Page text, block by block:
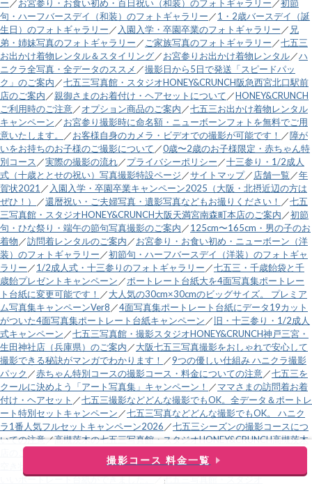
撮影コース 料金一覧
ー ／お宮参り・お食い初め・百日祝い（和装）のフォトギャラリー ／初節
句・ハーフバースデイ（和装）のフォトギャラリー ／1・2歳バースデイ（誕
生日）のフォトギャラリー ／ 入園入学・卒園卒業のフォトギャラリー ／ 兄
弟・姉妹写真のフォトギャラリー ／ ご家族写真のフォトギャラリー ／七五三
お出かけ着物レンタル＆スタイリング／お宮参りお出かけ着物レンタル／ハ
ニクラ全写真・全データのススメ ／撮影日から5日で発送「スピードパッ
ク」のご案内 ／七五三写真館・スタジオHONEY&CRUNCH阪急西宮北口駅前
店のご案内 ／親御さまのお着付け・ヘアセットについて ／HONEY&CRUNCH
ご利用時のご注意／オプション商品のご案内 ／七五三お出かけ着物レンタル
キャンペーン ／お宮参り撮影時に命名額・ニューボーンフォトを無料でご用
意いたします。
／お客様自身のカメラ・ビデオでの撮影が可能です！ ／障が
いをお持ちのお子様のご撮影について ／0歳〜2歳のお子様限定・赤ちゃん特
別コース ／実際の撮影の流れ／プライバシーポリシー ／十三参り・1/2成人
式（十歳ととせの祝い）写真撮影特設ページ ／サイトマップ／ 店舗一覧 ／年
賀状2021 ／ 入園入学・卒園卒業キャンペーン2025（大阪・北摂近辺の方は
ぜひ！）
／還暦祝い・ご夫婦写真・遺影写真などもお撮りください！ ／七五
三写真館・スタジオHONEY&CRUNCH大阪天満宮南森町本店のご案内 ／初節
句・ひな祭り・端午の節句写真撮影のご案内 ／125cm〜165cm・男の子のお
着物 ／訪問着レンタルのご案内 ／お宮参り・お食い初め・ニューボーン（洋
装）のフォトギャラリー ／初節句・ハーフバースデイ（洋装）のフォトギャ
ラリー ／1/2成人式・十三参りのフォトギャラリー ／七五三・千歳飴袋と千
歳飴プレゼントキャンペーン ／ポートレート台紙大を4面写真集ポートレー
ト台紙に変更可能です！ ／大人気の30cm×30cmのビッグサイズ。 プレミア
ム写真集キャンペーンVer8 ／4面写真集ポートレート台紙にデータ19カット
がついた4面写真集ポートレート台紙キャンペーン ／旧・十三参り・1/2成人
式キャンペーン ／七五三写真館・撮影スタジオHONEY&CRUNCH神戸三宮・
生田神社店（兵庫県）のご案内 ／大阪七五三写真撮影をおしゃれで安心して
撮影できる秘訣がマンガでわかります！ ／9つの優しい仕組み ハニクラ撮影
パック ／赤ちゃん特別コースの撮影コース・料金についての注意／七五三を
クールに決めよう「アート写真集」キャンペーン！ ／ママさまの訪問着お着
付け・ヘアセット ／七五三撮影などどんな撮影でもOK。全データ＆ポートレ
ート特別セットキャンペーン ／七五三写真などどんな撮影でもOK。 ハニク
ラ1番人気フルセットキャンペーン2026 ／七五三シーズンの撮影コースにつ
いての注意／高槻茨木の七五三写真館・スタジオHONEY&CRUNCH高槻茨木
店のご案内
直近土日祝の
緑と黒の市松模様と麻の葉模様の、鬼のようにカッコ
いいポートレート台紙ができました。／七五三写真館・スタジオ